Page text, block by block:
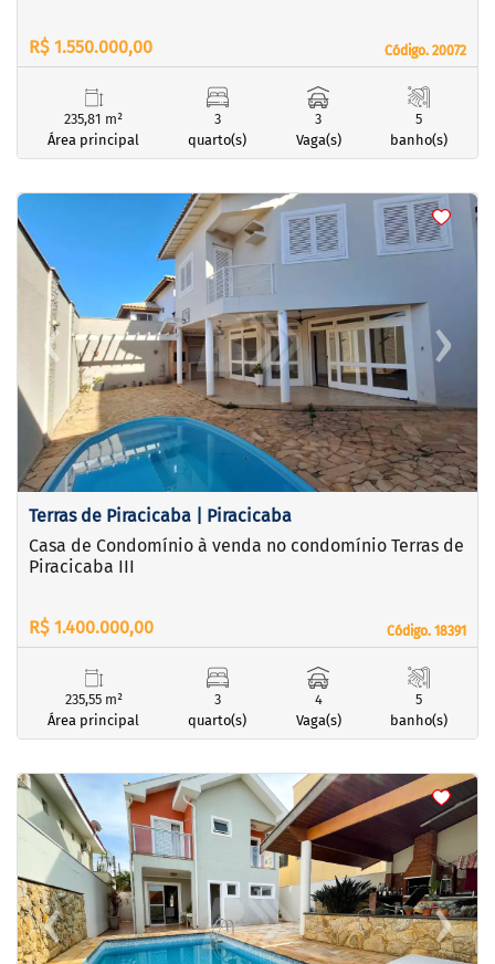
Código. 20072
Código. 20072
R$ 1.550.000,00
235,81 m²
Área principal
3
quarto(s)
3
Vaga(s)
5
banho(s)
<
‹Previous ›Next
Terras de Piracicaba | Piracicaba
Código. 18391
Código. 18391
Casa de Condomínio à venda no condomínio Terras de
Piracicaba III
R$ 1.400.000,00
235,55 m²
Área principal
3
quarto(s)
4
Vaga(s)
5
banho(s)
<<<<
‹Previous ›Next